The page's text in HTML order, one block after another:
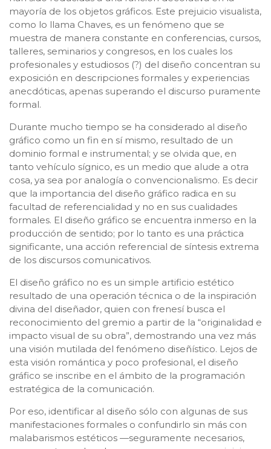
mayoría de los objetos gráficos. Este prejuicio visualista,
como lo llama Chaves, es un fenómeno que se
muestra de manera constante en conferencias, cursos,
talleres, seminarios y congresos, en los cuales los
profesionales y estudiosos (?) del diseño concentran su
exposición en descripciones formales y experiencias
anecdóticas, apenas superando el discurso puramente
formal.
Durante mucho tiempo se ha considerado al diseño
gráfico como un fin en sí mismo, resultado de un
dominio formal e instrumental; y se olvida que, en
tanto vehículo sígnico, es un medio que alude a otra
cosa, ya sea por analogía o convencionalismo. Es decir
que la importancia del diseño gráfico radica en su
facultad de referencialidad y no en sus cualidades
formales. El diseño gráfico se encuentra inmerso en la
producción de sentido; por lo tanto es una práctica
significante, una acción referencial de síntesis extrema
de los discursos comunicativos.
El diseño gráfico no es un simple artificio estético
resultado de una operación técnica o de la inspiración
divina del diseñador, quien con frenesí busca el
reconocimiento del gremio a partir de la “originalidad e
impacto visual de su obra”, demostrando una vez más
una visión mutilada del fenómeno diseñístico. Lejos de
esta visión romántica y poco profesional, el diseño
gráfico se inscribe en el ámbito de la programación
estratégica de la comunicación.
Por eso, identificar al diseño sólo con algunas de sus
manifestaciones formales o confundirlo sin más con
malabarismos estéticos —seguramente necesarios,